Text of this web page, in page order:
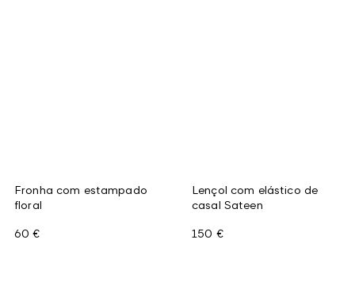
Fronha com estampado
floral
60 €
Lençol com elástico de
casal Sateen
150 €